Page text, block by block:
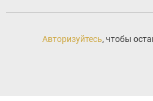
Авторизуйтесь, чтобы